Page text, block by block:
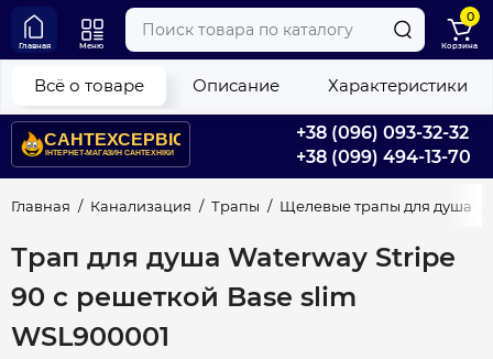
+38 (096) 093-32-32
+38 (099) 494-13-70
Главная Меню
0
Корзина
Главная Канализация Трапы Щелевые трапы для душа
Трап для душа Waterway Stripe
90 с решеткой Base slim
WSL900001
Всё о товаре Описание Характеристики